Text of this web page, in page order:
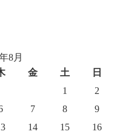
8月
金 土
日
1
2
7 8
9
14 15
16